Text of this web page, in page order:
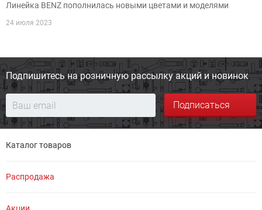
Линейка BENZ пополнилась новыми цветами и моделями
24 июля 2023
Подпишитесь на розничную рассылку акций и новинок
Подписаться
Каталог товаров
Распродажа